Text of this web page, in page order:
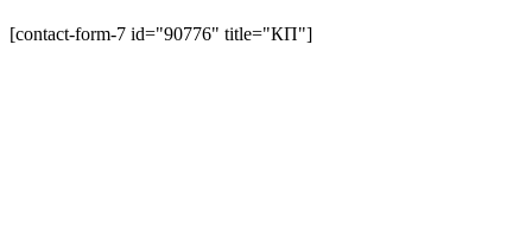
[contact-form-7 id="90776" title="КП"]